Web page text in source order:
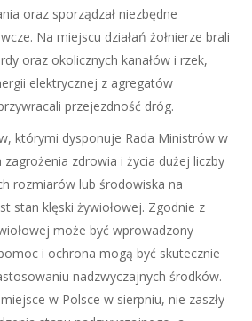
oraz sporządzał niezbędne
Na miejscu działań żołnierze brali
oraz okolicznych kanałów i rzek,
elektrycznej z agregatów
przejezdność dróg.
którymi dysponuje Rada Ministrów w
zdrowia i życia dużej liczby
rozmiarów lub środowiska na
stan klęski żywiołowej. Zgodnie z
może być wprowadzony
i ochrona mogą być skutecznie
nadzwyczajnych środków.
w Polsce w sierpniu, nie zaszły